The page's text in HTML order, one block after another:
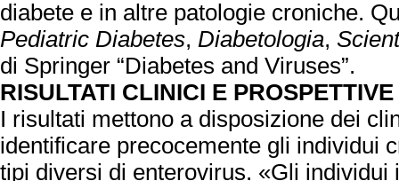
diabete e in altre patologie croniche.
Pediatric Diabetes, Diabetologia,
di Springer “Diabetes and Viruses”.
RISULTATI CLINICI E
I risultati mettono a disposizione dei
identificare precocemente gli individui
tipi diversi di enterovirus. «Gli individui